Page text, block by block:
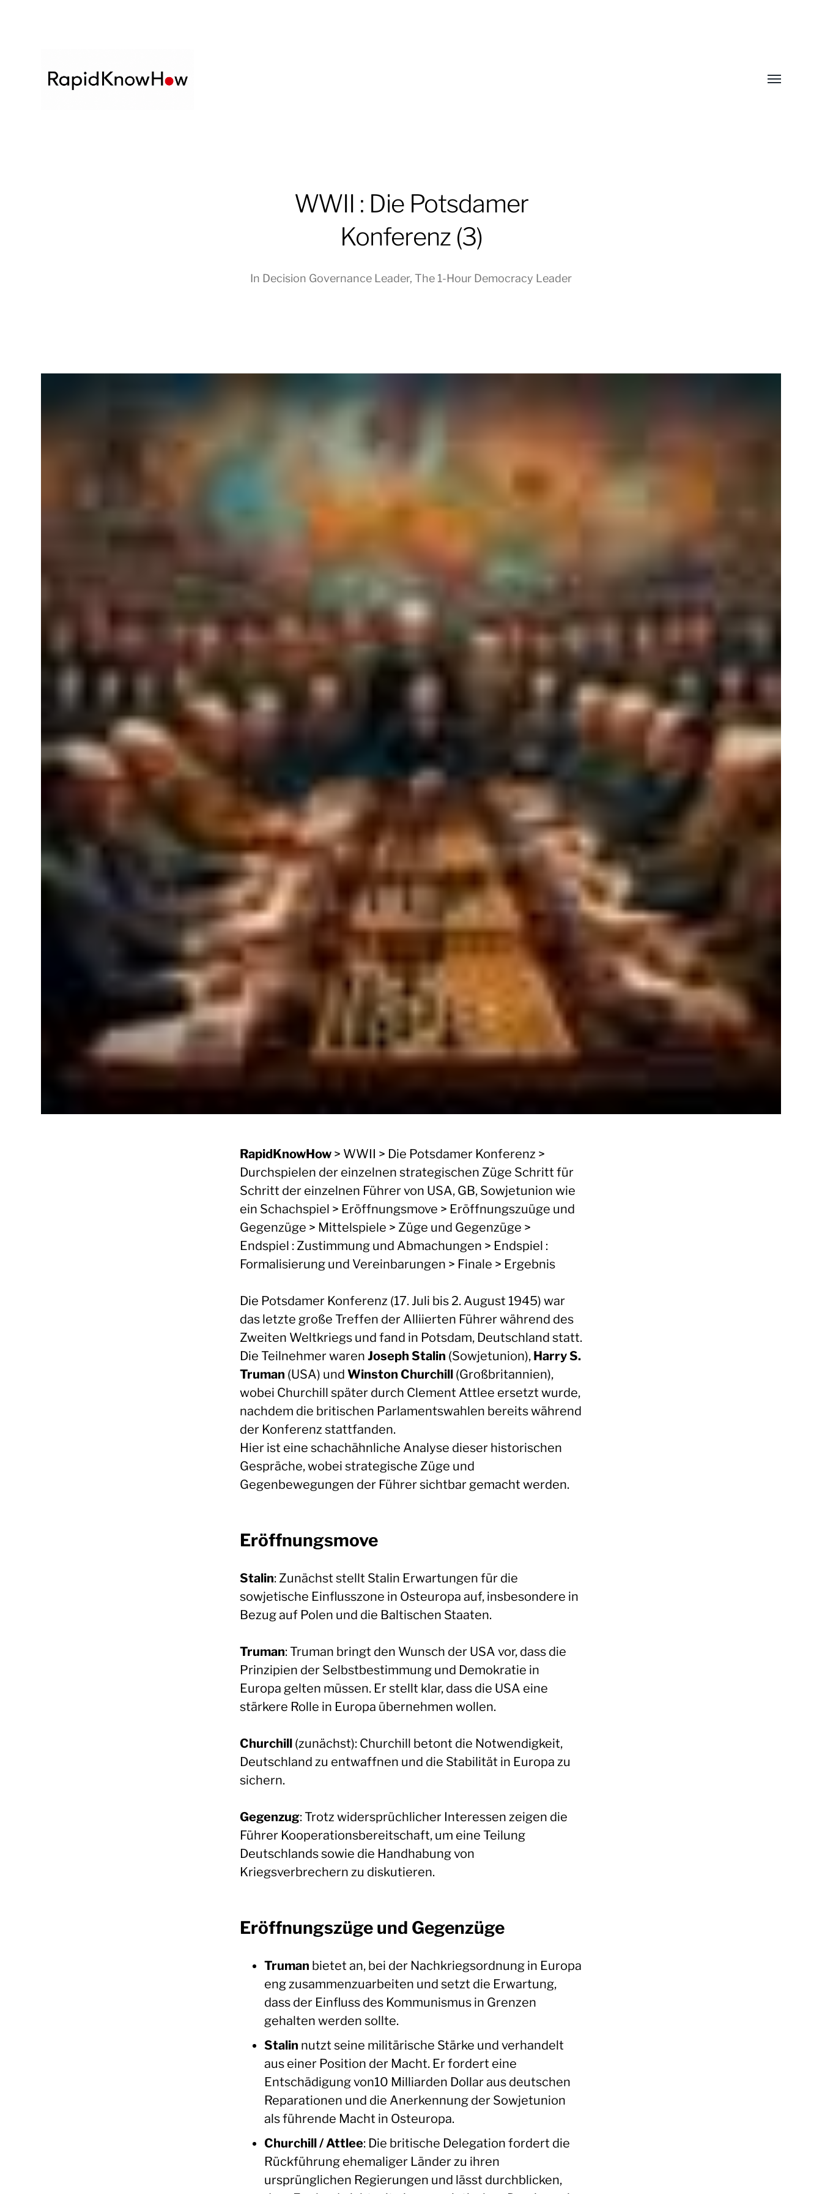
DECISION
Toggle
WWII : Die Potsdamer
Konferenz (3)
In Decision Governance Leader, The 1-Hour Democracy Leader
RapidKnowHow > WWII > Die Potsdamer Konferenz >
Durchspielen der einzelnen strategischen Züge Schritt für
Schritt der einzelnen Führer von USA, GB, Sowjetunion wie
ein Schachspiel > Eröffnungsmove > Eröffnungszuüge und
Gegenzüge > Mittelspiele > Züge und Gegenzüge >
Endspiel : Zustimmung und Abmachungen > Endspiel :
Formalisierung und Vereinbarungen > Finale > Ergebnis
Die Potsdamer Konferenz (17. Juli bis 2. August 1945) war
das letzte große Treffen der Alliierten Führer während des
Zweiten Weltkriegs und fand in Potsdam, Deutschland statt.
Die Teilnehmer waren Joseph Stalin (Sowjetunion), Harry S.
Truman (USA) und Winston Churchill (Großbritannien),
wobei Churchill später durch Clement Attlee ersetzt wurde,
nachdem die britischen Parlamentswahlen bereits während
der Konferenz stattfanden.
Hier ist eine schachähnliche Analyse dieser historischen
Gespräche, wobei strategische Züge und
Gegenbewegungen der Führer sichtbar gemacht werden.
Eröffnungsmove
Stalin: Zunächst stellt Stalin Erwartungen für die
sowjetische Einflusszone in Osteuropa auf, insbesondere in
Bezug auf Polen und die Baltischen Staaten.
Truman: Truman bringt den Wunsch der USA vor, dass die
Prinzipien der Selbstbestimmung und Demokratie in
Europa gelten müssen. Er stellt klar, dass die USA eine
stärkere Rolle in Europa übernehmen wollen.
Churchill (zunächst): Churchill betont die Notwendigkeit,
Deutschland zu entwaffnen und die Stabilität in Europa zu
sichern.
Gegenzug: Trotz widersprüchlicher Interessen zeigen die
Führer Kooperationsbereitschaft, um eine Teilung
Deutschlands sowie die Handhabung von
Kriegsverbrechern zu diskutieren.
Eröffnungszüge und Gegenzüge
Truman bietet an, bei der Nachkriegsordnung in Europa
eng zusammenzuarbeiten und setzt die Erwartung,
dass der Einfluss des Kommunismus in Grenzen
gehalten werden sollte.
Stalin nutzt seine militärische Stärke und verhandelt
aus einer Position der Macht. Er fordert eine
Entschädigung von10 Milliarden Dollar aus deutschen
Reparationen und die Anerkennung der Sowjetunion
als führende Macht in Osteuropa.
Churchill / Attlee: Die britische Delegation fordert die
Rückführung ehemaliger Länder zu ihren
ursprünglichen Regierungen und lässt durchblicken,